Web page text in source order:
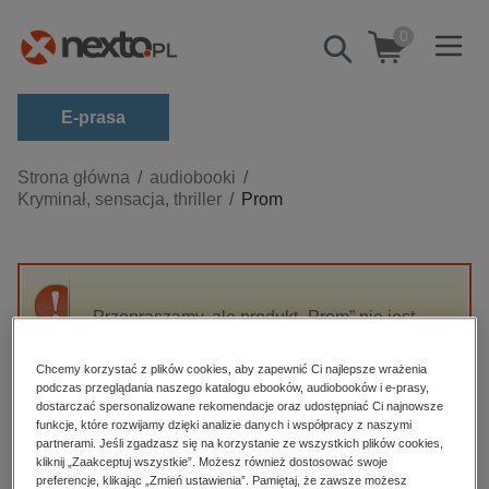
Pokaż/schowaj
wyszukiwarkę
0
E-prasa
Kategorie
Zobacz wszystkie E-prasa
budownictwo, aranżacja wnętrz
darmowe wydania
edukacja
hobby, sport, rozrywka
komputery, internet, technologie, informatyka
Strona główna
audiobooki
Kryminał, sensacja, thriller
Prom
Przepraszamy, ale produkt „Prom” nie jest
High-contrast mode
Polecane
Chcemy korzystać z plików cookies, aby zapewnić Ci najlepsze wrażenia
podczas przeglądania naszego katalogu ebooków, audiobooków i e-prasy,
dostarczać spersonalizowane rekomendacje oraz udostępniać Ci najnowsze
funkcje, które rozwijamy dzięki analizie danych i współpracy z naszymi
partnerami. Jeśli zgadzasz się na korzystanie ze wszystkich plików cookies,
kliknij „Zaakceptuj wszystkie”. Możesz również dostosować swoje
preferencje, klikając „Zmień ustawienia”. Pamiętaj, że zawsze możesz